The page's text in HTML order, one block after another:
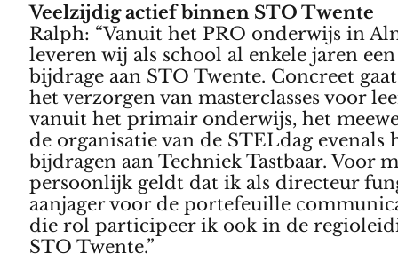
Veelzijdig actief binnen STO Twente
Ralph: “Vanuit het PRO onderwijs in
leveren wij als school al enkele jaren
bijdrage aan STO Twente. Concreet
het verzorgen van masterclasses voor
vanuit het primair onderwijs, het
de organisatie van de STELdag evenals
bijdragen aan Techniek Tastbaar. Voor
persoonlijk geldt dat ik als directeur
aanjager voor de portefeuille
die rol participeer ik ook in de
STO Twente.”